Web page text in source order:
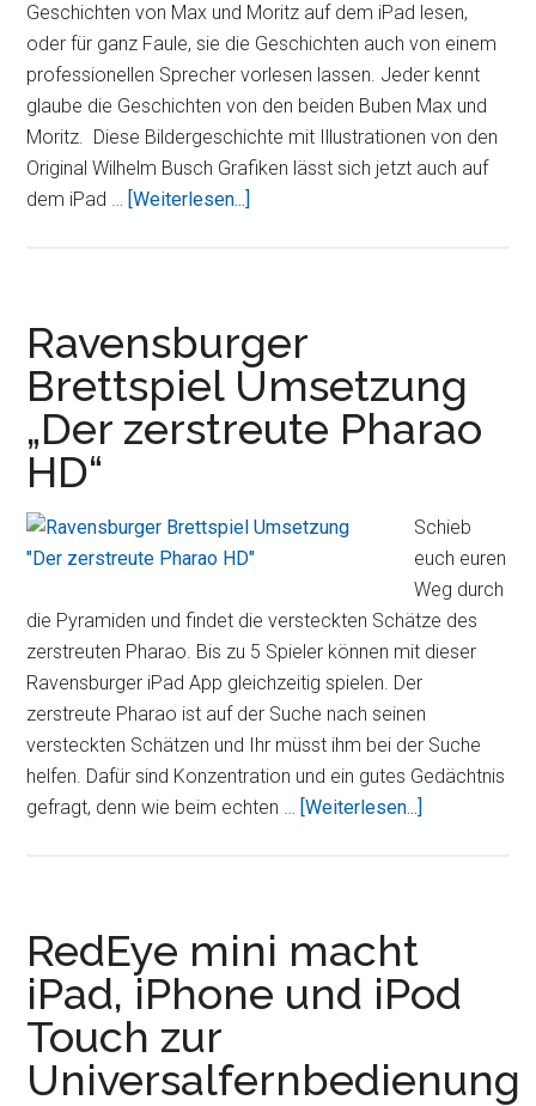
Geschichten von Max und Moritz auf dem iPad lesen,
oder für ganz Faule, sie die Geschichten auch von einem
professionellen Sprecher vorlesen lassen. Jeder kennt
glaube die Geschichten von den beiden Buben Max und
Moritz. Diese Bildergeschichte mit Illustrationen von den
Original Wilhelm Busch Grafiken lässt sich jetzt auch auf
dem iPad … [Weiterlesen...]
sieben
Streichen
jetzt
auf
genießen
Ravensburger
Brettspiel Umsetzung
„Der zerstreute Pharao
HD“
Schieb
euch euren
Weg durch
die Pyramiden und findet die versteckten Schätze des
zerstreuten Pharao. Bis zu 5 Spieler können mit dieser
Ravensburger iPad App gleichzeitig spielen. Der
zerstreute Pharao ist auf der Suche nach seinen
versteckten Schätzen und Ihr müsst ihm bei der Suche
helfen. Dafür sind Konzentration und ein gutes Gedächtnis
gefragt, denn wie beim echten … [Weiterlesen...]
HD“
RedEye mini macht
iPad, iPhone und iPod
Touch zur
Universalfernbedienung